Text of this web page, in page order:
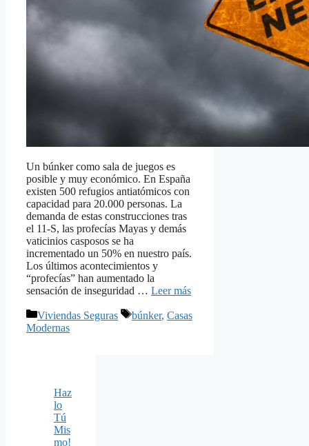
Un búnker como sala de juegos es
posible y muy económico. En España
existen 500 refugios antiatómicos con
capacidad para 20.000 personas. La
demanda de estas construcciones tras
el 11-S, las profecías Mayas y demás
vaticinios casposos se ha
incrementado un 50% en nuestro país.
Los últimos acontecimientos y
“profecías” han aumentado la
sensación de inseguridad … Leer más
Categorías
Viviendas Seguras Etiquetas
búnker, Casas
Modernas
Haz
lo
Tú
Mis
mo!